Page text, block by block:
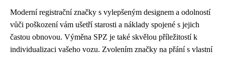
Moderní registrační značky s vylepšeným designem a odolností
vůči poškození vám ušetří starosti a náklady spojené s jejich
častou obnovou. Výměna SPZ je také skvělou příležitostí k
individualizaci vašeho vozu. Zvolením značky na přání s vlastní